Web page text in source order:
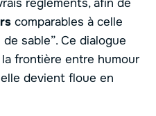
règlements, afin de
comparables à celle
sable”. Ce dialogue
frontière entre humour
devient floue en